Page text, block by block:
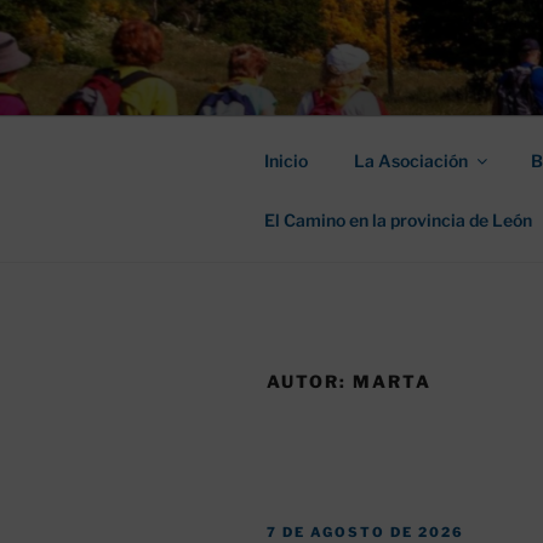
Saltar
al
contenido
SANTIAGO
Inicio La Asociación
El Camino en la provincia de León
AUTOR: MARTA
PUBLICADO
7 DE AGOSTO DE 2026